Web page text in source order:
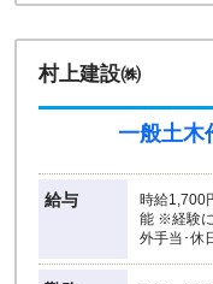
村上建設㈱
一般土木
給与
時給1,700
能 ※経験
外手当･休